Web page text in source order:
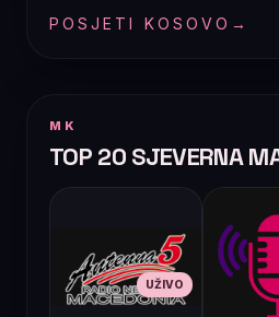
POSJETI KOSOVO →
MK
TOP 20 SJEVERNA
UŽIVO